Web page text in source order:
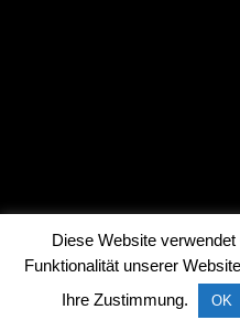
Diese Website
Funktionalität unserer
Ihre Zustimmung.
OK